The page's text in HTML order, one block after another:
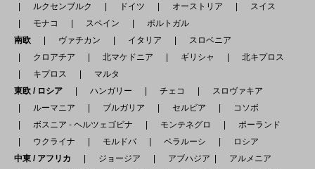
ルクセンブルク
ドイツ オーストリア
スイス
モナコ
スペイン
ポルトガル
南欧
ヴァチカン イタリア
スロベニア
クロアチア
北マケドニア ギリシャ
北キプロス
キプロス
マルタ
東欧 / ロシア
ハンガリー チェコ
スロヴァキア
ルーマニア
ブルガリア セルビア
コソボ
ボスニア - ヘルツェゴビナ
モンテネグロ
ポーランド
ウクライナ
モルドバ ベラルーシ
ロシア
中東 / アフリカ
ジョージア アブハジア
アルメニア